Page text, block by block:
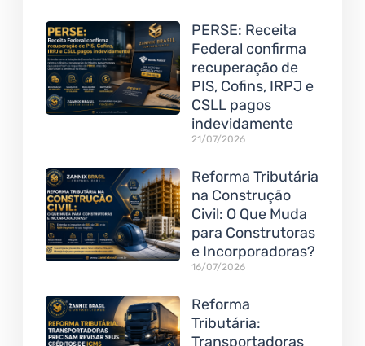
PERSE: Receita
Federal confirma
recuperação de
PIS, Cofins, IRPJ e
CSLL pagos
indevidamente
21/07/2026
Reforma Tributária
na Construção
Civil: O Que Muda
para Construtoras
e Incorporadoras?
16/07/2026
Reforma
Tributária:
Transportadoras